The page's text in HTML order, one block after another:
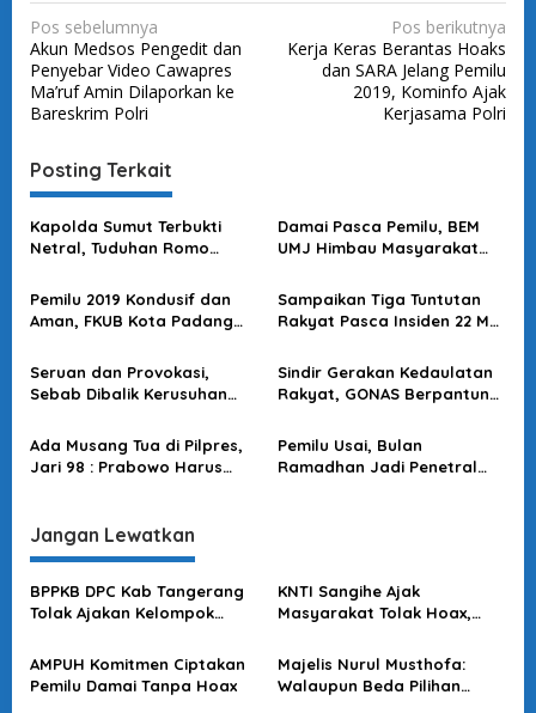
N
a
v
i
g
a
s
i
p
o
s
Pos sebelumnya
Akun Medsos Pengedit dan
Penyebar Video Cawapres
Ma’ruf Amin Dilaporkan ke
Bareskrim Polri
Pos berikutnya
Kerja Keras Berantas Hoaks
dan SARA Jelang Pemilu
2019, Kominfo Ajak
Kerjasama Polri
Posting Terkait
Kapolda Sumut Terbukti
Netral, Tuduhan Romo
Damai Pasca Pemilu, BEM
UMJ Himbau Masyarakat
Pemilu 2019 Kondusif dan
Aman, FKUB Kota Padang
Sampaikan Tiga Tuntutan
Rakyat Pasca Insiden 22 Mei
Harus Tanggung Jawab
Seruan dan Provokasi,
Sebab Dibalik Kerusuhan
Sindir Gerakan Kedaulatan
Rakyat, GONAS Berpantun
Ada Musang Tua di Pilpres,
Jari 98 : Prabowo Harus
Pemilu Usai, Bulan
Ramadhan Jadi Penetral
Jangan Lewatkan
BPPKB DPC Kab Tangerang
Tolak Ajakan Kelompok
Memecah Belah Persatuan
KNTI Sangihe Ajak
Masyarakat Tolak Hoax,
AMPUH Komitmen Ciptakan
Pemilu Damai Tanpa Hoax
Majelis Nurul Musthofa:
Walaupun Beda Pilihan